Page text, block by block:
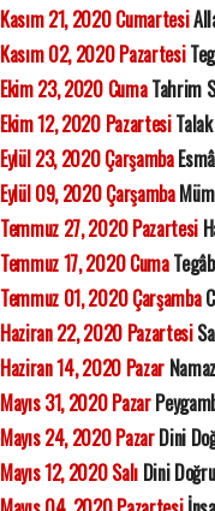
Kasım 21, 2020 Cumartesi
Kasım 02, 2020 Pazartesi
Ekim 23, 2020 CumaTahrim
Ekim 12, 2020 PazartesiTalak
Eylül 23, 2020 Çarşamba
Eylül 09, 2020 Çarşamba
Temmuz 27, 2020 Pazartesi
Temmuz 17, 2020 Cuma
Temmuz 01, 2020 Çarşamba
Haziran 22, 2020 Pazartesi
Haziran 14, 2020 Pazar
Mayıs 31, 2020 Pazar
Mayıs 24, 2020 PazarDini
Mayıs 12, 2020 SalıDini